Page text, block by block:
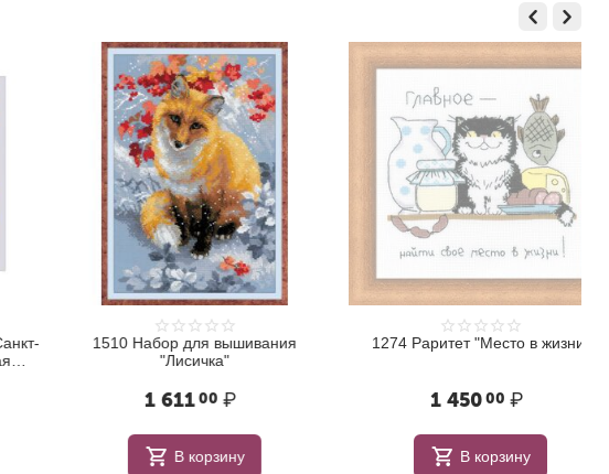
1510 Набор для вышивания
"Лисичка"
1 611 00 ₽
В корзину
1274 Раритет "Место в жизни"
1 450 00 ₽
В корзину